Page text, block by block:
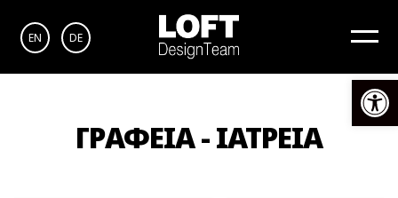
EN DE
ΓΡΑΦΕΙΑ - ΙΑΤΡΕΙΑ